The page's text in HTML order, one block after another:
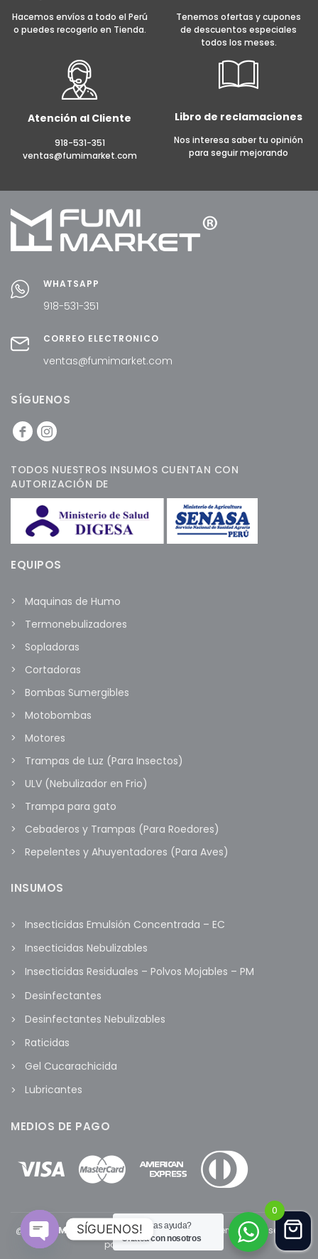
Hacemos envíos a todo el Perú
o puedes recogerlo en Tienda.
Tenemos ofertas y cupones
de descuentos especiales
todos los meses.
Atención al Cliente
918-531-351
ventas@fumimarket.com
Libro de reclamaciones
Nos interesa saber tu opinión
para seguir mejorando
WHATSAPP
918-531-351
CORREO ELECTRÓNICO
ventas@fumimarket.com
SÍGUENOS
TODOS NUESTROS INSUMOS CUENTAN CON
AUTORIZACIÓN DE
EQUIPOS
Maquinas de Humo
Termonebulizadores
Sopladoras
Cortadoras
Bombas Sumergibles
Motobombas
Motores
Trampas de Luz (Para Insectos)
ULV (Nebulizador en Frio)
Trampa para gato
Cebaderos y Trampas (Para Roedores)
Repelentes y Ahuyentadores (Para Aves)
INSUMOS
Insecticidas Emulsión Concentrada – EC
Insecticidas Nebulizables
Insecticidas Residuales – Polvos Mojables – PM
Desinfectantes
Desinfectantes Nebulizables
Raticidas
Gel Cucarachicida
Lubricantes
MEDIOS DE PAGO
@2022 FUMI MARKET- Todos los derechos reservados. Diseñado
por
www.tandaperu.com
¿Necesitas ayuda?
Chatea con nosotros
0
SÍGUENOS!